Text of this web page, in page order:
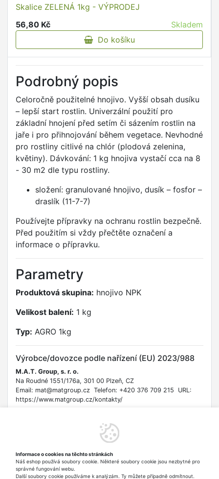
Skalice ZELENÁ 1kg - VÝPRODEJ
56,80 Kč
Skladem
Do košíku
Podrobný popis
Celoročně použitelné hnojivo. Vyšší obsah dusíku
– lepší start rostlin. Univerzální použití pro
základní hnojení před setím či sázením rostlin na
jaře i pro přihnojování během vegetace. Nevhodné
pro rostliny citlivé na chlór (plodová zelenina,
květiny). Dávkování: 1 kg hnojiva vystačí cca na 8
- 30 m2 dle typu rostliny.
složení: granulované hnojivo, dusík – fosfor –
draslík (11-7-7)
Používejte přípravky na ochranu rostlin bezpečně.
Před použitím si vždy přečtěte označení a
informace o přípravku.
Parametry
Produktová skupina: hnojivo NPK
Velikost balení: 1 kg
Typ: AGRO 1kg
Výrobce/dovozce podle nařízení (EU) 2023/988
M.A.T. Group, s. r. o.
Na Roudné 1551/176a, 301 00 Plzeň, CZ
Email: mat@matgroup.cz Telefon: +420 376 709 215 URL:
https://www.matgroup.cz/kontakty/
Bezpečnostní informace
Uchovávejte mimo dosah dětí a domácích zvířat. Zamezte
vypláchněte vodou. Při požití vyhledejte lékařskou pomoc.
Používejte ochranné rukavice. Skladujte v suchu a chladu.
Nevhodné pro rostliny citlivé na chlór.
Informace o cookies na těchto stránkách
Náš eshop používá soubory cookie. Některé soubory cookie jsou nezbytné pro
správné fungování webu.
Další soubory cookie používáme k analýzám. Ty můžete případně odmítnout.